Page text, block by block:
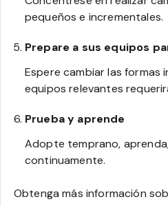
pequeños e incrementales.
Prepare a sus equipos
Espere cambiar las formas
equipos relevantes
Prueba y aprende
Adopte temprano,
continuamente.
Obtenga más información